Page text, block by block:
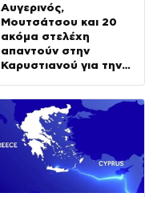
Αυγερινός,
Μουτσάτσου και 20
ακόμα στελέχη
απαντούν στην
Καρυστιανού για την
συμβιβαστούμε»